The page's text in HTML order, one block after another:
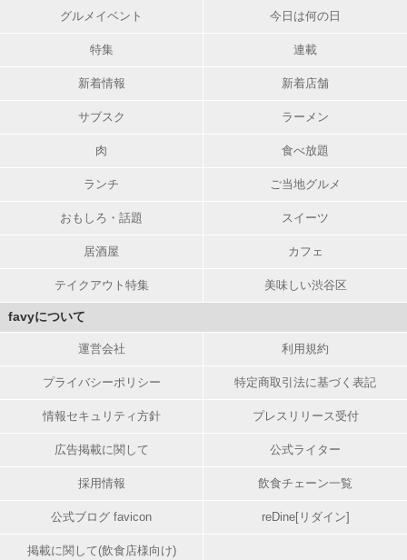
グルメイベント 今日は何の日
特集 連載
新着情報 新着店舗
サブスク ラーメン
肉 食べ放題
ランチ ご当地グルメ
おもしろ・話題 スイーツ
居酒屋 カフェ
テイクアウト特集 美味しい渋谷区
favyについて
運営会社 利用規約
プライバシーポリシー 特定商取引法に基づく表記
情報セキュリティ方針 プレスリリース受付
広告掲載に関して 公式ライター
採用情報 飲食チェーン一覧
公式ブログ favicon reDine[リダイン]
掲載に関して(飲食店様向け)